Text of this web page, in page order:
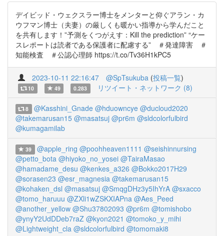
デイビッド・ウェクスラー博士をメンターと仰ぐアラン・カ
ウフマン博士（夫妻）の厳しくも暖かい指導から学んだこと
を共有します！”予測をくつがえす：Kill the prediction” “ケー
スレポートは読者である保護者に配慮する” ＃発達障害 ＃
知能検査 ＃公認心理師 https://t.co/Tv36H1kPC5
2023-10-11 22:16:47 @SpTsukuba (投稿一覧)
10 49 0.283 リツイート・ネットワーク (8)
8 @Kasshini_Gnade @hduowncye @ducloud2020
@takemarusan15 @masatsuj @pr6m @sldcolorfulbird
@kumagamilab
39 @apple_ring @poohheaven1111 @seishinnursing
@petto_bota @hiyoko_no_yosei @TairaMasao
@hamadame_desu @kenkes_a326 @Bokko2017H29
@sorasen23 @esr_magnesia @takemarusan15
@kohaken_dsl @masatsuj @SmqgDHz3y5IhYrA @sxacco
@tomo_haruuu @ZXli1wZSKXIAPna @Aes_Peed
@another_yellow @Shu37802093 @pr6m @tomishobo
@ynyY2UdDDeb7raZ @kyon2021 @tomoko_y_mihi
@Lightweight_cla @sldcolorfulbird @tomomaki8